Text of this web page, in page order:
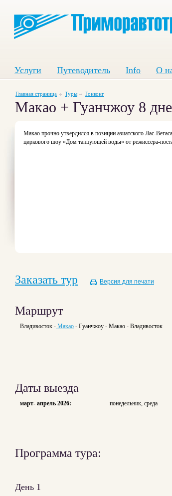
Услуги Путеводитель Info О
Главная страница Туры Гонконг
Макао + Гуанчжоу 8
Макао прочно утвердился в позиции азиатского Лас-
циркового шоу «Дом танцующей воды» от режиссера-
Заказать тур Версия для печати
Маршрут
Владивосток - Макао - Гуанчжоу - Макао - Владивосток
Даты выезда
март- апрель 2026: понедельник, среда
Программа тура:
День 1